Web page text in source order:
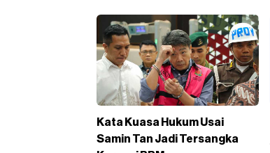
Kata Kuasa Hukum Usai
Samin Tan Jadi Tersangka